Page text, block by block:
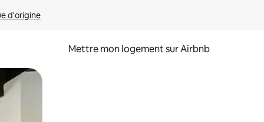
d'origine
Mettre mon logement sur Airbnb